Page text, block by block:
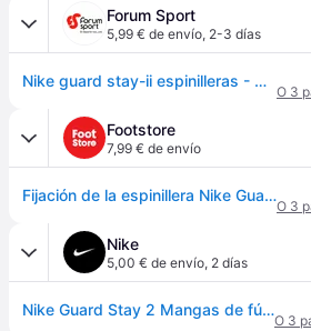
Forum Sport
5,99 € de envío, 2-3 días
Nike guard stay-ii espinilleras - Negro - UNICA
O 3
Footstore
7,99 € de envío
Fijación de la espinillera Nike Guard Stay II - Bleu
O 3
Nike
5,00 € de envío, 2 días
Nike Guard Stay 2 Mangas de fútbol - Negro - ONE SIZE
O 3